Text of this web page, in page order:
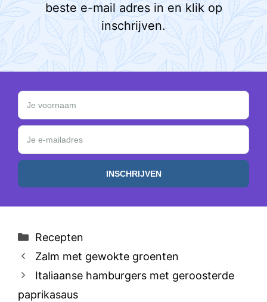
beste e-mail adres in en klik op
inschrijven.
Schrijf je in en ontvang een GRATIS Keto
Je voornaam
Je e-mailadres
Categorieën
Recepten
Zalm met gewokte groenten
Italiaanse hamburgers met geroosterde
paprikasaus